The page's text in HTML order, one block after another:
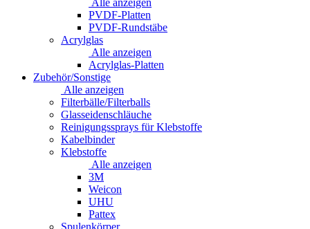
PVDF-Platten
PVDF-Rundstäbe
Acrylglas
Alle anzeigen
Acrylglas-Platten
Zubehör/Sonstige
Alle anzeigen
Filterbälle/Filterballs
Glasseidenschläuche
Reinigungssprays für Klebstoffe
Kabelbinder
Klebstoffe
Alle anzeigen
3M
Weicon
UHU
Pattex
Spulenkörper